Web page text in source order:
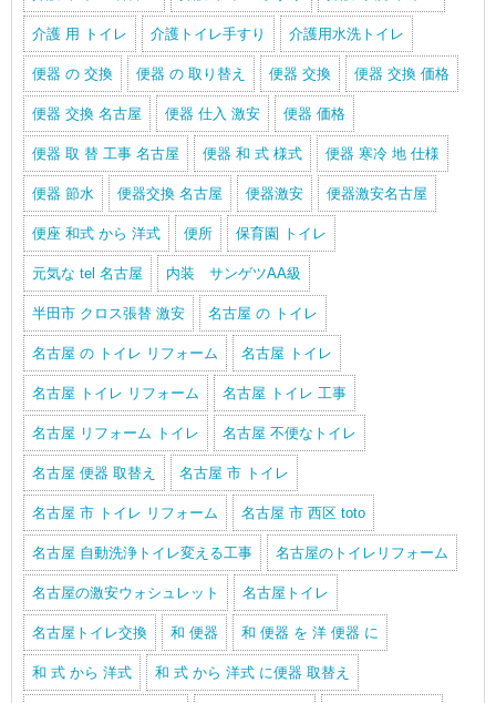
介護 用 トイレ 介護トイレ手すり 介護用水洗トイレ
便器 の 交換 便器 の 取り替え 便器 交換 便器 交換 価格
便器 交換 名古屋 便器 仕入 激安 便器 価格
便器 取 替 工事 名古屋 便器 和 式 様式 便器 寒冷 地 仕様
便器 節水 便器交換 名古屋 便器激安 便器激安名古屋
便座 和式 から 洋式 便所 保育園 トイレ
元気な tel 名古屋 内装 サンゲツAA級
半田市 クロス張替 激安 名古屋 の トイレ
名古屋 の トイレ リフォーム 名古屋 トイレ
名古屋 トイレ リフォーム 名古屋 トイレ 工事
名古屋 リフォーム トイレ 名古屋 不便なトイレ
名古屋 便器 取替え 名古屋 市 トイレ
名古屋 市 トイレ リフォーム 名古屋 市 西区 toto
名古屋 自動洗浄トイレ変える工事 名古屋のトイレリフォーム
名古屋の激安ウォシュレット 名古屋トイレ
名古屋トイレ交換 和 便器 和 便器 を 洋 便器 に
和 式 から 洋式 和 式 から 洋式 に便器 取替え